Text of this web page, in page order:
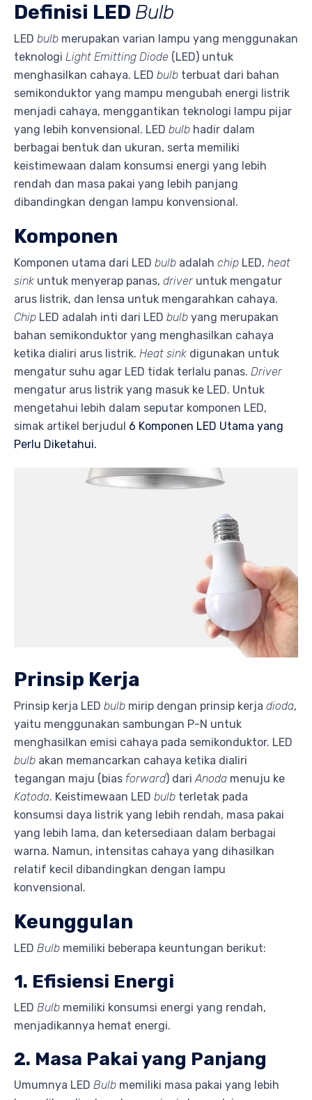
Definisi LED Bulb
LED bulb merupakan varian lampu yang menggunakan
teknologi Light Emitting Diode (LED) untuk
menghasilkan cahaya. LED bulb terbuat dari bahan
semikonduktor yang mampu mengubah energi listrik
menjadi cahaya, menggantikan teknologi lampu pijar
yang lebih konvensional. LED bulb hadir dalam
berbagai bentuk dan ukuran, serta memiliki
keistimewaan dalam konsumsi energi yang lebih
rendah dan masa pakai yang lebih panjang
dibandingkan dengan lampu konvensional.
Komponen
Komponen utama dari LED bulb adalah chip LED, heat
sink untuk menyerap panas, driver untuk mengatur
arus listrik, dan lensa untuk mengarahkan cahaya.
Chip LED adalah inti dari LED bulb yang merupakan
bahan semikonduktor yang menghasilkan cahaya
ketika dialiri arus listrik. Heat sink digunakan untuk
mengatur suhu agar LED tidak terlalu panas. Driver
mengatur arus listrik yang masuk ke LED. Untuk
mengetahui lebih dalam seputar komponen LED,
simak artikel berjudul 6 Komponen LED Utama yang
Perlu Diketahui.
Prinsip Kerja
Prinsip kerja LED bulb mirip dengan prinsip kerja dioda,
yaitu menggunakan sambungan P-N untuk
menghasilkan emisi cahaya pada semikonduktor. LED
bulb akan memancarkan cahaya ketika dialiri
tegangan maju (bias forward) dariAnoda menuju ke
Katoda. Keistimewaan LED bulb terletak pada
konsumsi daya listrik yang lebih rendah, masa pakai
yang lebih lama, dan ketersediaan dalam berbagai
warna. Namun, intensitas cahaya yang dihasilkan
relatif kecil dibandingkan dengan lampu
konvensional.
Keunggulan
LED Bulb memiliki beberapa keuntungan berikut:
1. Efisiensi Energi
LED Bulb memiliki konsumsi energi yang rendah,
menjadikannya hemat energi.
2. Masa Pakai yang Panjang
Umumnya LED Bulb memiliki masa pakai yang lebih